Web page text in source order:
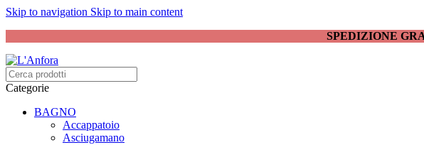
Skip to navigation Skip to main content
SPEDIZIONE
Categorie
BAGNO
Accappatoio
Asciugamano